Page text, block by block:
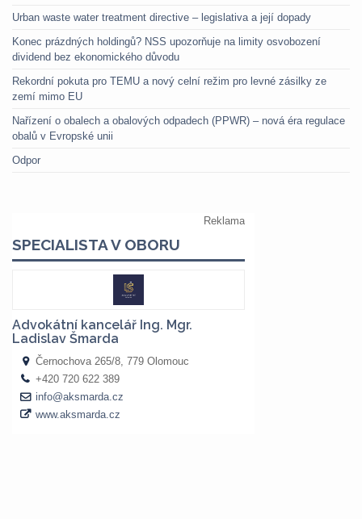
Urban waste water treatment directive – legislativa a její dopady
Konec prázdných holdingů? NSS upozorňuje na limity osvobození
dividend bez ekonomického důvodu
Rekordní pokuta pro TEMU a nový celní režim pro levné zásilky ze
zemí mimo EU
Nařízení o obalech a obalových odpadech (PPWR) – nová éra regulace
obalů v Evropské unii
Odpor